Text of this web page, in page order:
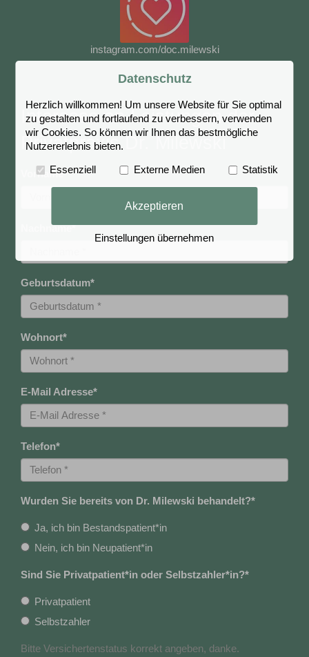
instagram.com/doc.milewski
Interesse an Leistungen der
Privatpraxis Dr. Milewski
Vorname*
Nachname*
Geburtsdatum*
Wohnort*
E-Mail Adresse*
Telefon*
Wurden Sie bereits von Dr. Milewski behandelt?*
Ja, ich bin Bestandspatient*in
Nein, ich bin Neupatient*in
Sind Sie Privatpatient*in oder Selbstzahler*in?*
Privatpatient
Selbstzahler
Bitte Versichertenstatus korrekt angeben, danke.
Datenschutz
Herzlich willkommen! Um unsere Website für Sie optimal
zu gestalten und fortlaufend zu verbessern, verwenden
wir Cookies. So können wir Ihnen das bestmögliche
Nutzererlebnis bieten.
Essenziell Externe Medien Statistik
Akzeptieren
Einstellungen übernehmen